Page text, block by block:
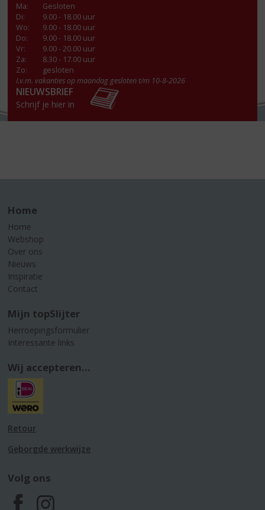
Ma:
Gesloten
Di:
9.00 - 18.00 uur
Wo:
9.00 - 18.00 uur
Do:
9.00 - 18.00 uur
Vr:
9.00 - 20.00 uur
Za:
8.30 - 17.00 uur
Zo:
gesloten
I.v.m. vakanties op maandag gesloten t/m 10-8-2026
NIEUWSBRIEF
Schrijf je hier in
Home
Home
Webshop
Over ons
Nieuws
Inspiratie
Contact
Mijn topSlijter
Herroepingsformulier
Interessante links
Wij accepteren...
Retour
Geborgde werkwijze
Volg ons
F I